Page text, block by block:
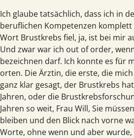
Ich glaube tatsächlich, dass ich in
beruflichen Kompetenzen komplett
Wort Brustkrebs fiel, ja, ist bei mir
Und zwar war ich out of order,
bezeichnen darf. Ich konnte es für
orten. Die Ärztin, die erste, die
ganz klar gesagt, der Brustkrebs
Jahren, oder die
Jahren so weit, Frau Will, Sie
bleiben und den Blick nach vorne
Worte, ohne wenn und aber